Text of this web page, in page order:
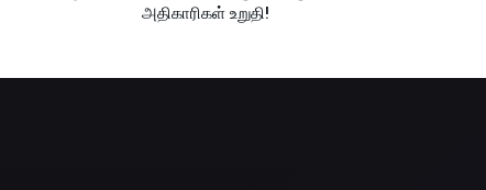
அதிகாரிகள் உறுதி!